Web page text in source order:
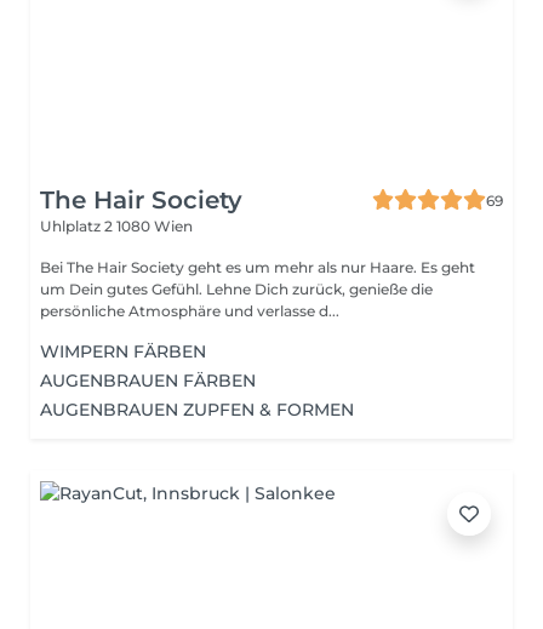
The Hair Society
69
Uhlplatz 2 1080 Wien
Bei The Hair Society geht es um mehr als nur Haare. Es geht
um Dein gutes Gefühl. Lehne Dich zurück, genieße die
persönliche Atmosphäre und verlasse d...
WIMPERN FÄRBEN
AUGENBRAUEN FÄRBEN
AUGENBRAUEN ZUPFEN & FORMEN